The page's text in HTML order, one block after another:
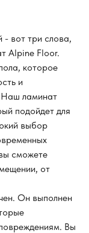
- вот три слова,
Alpine Floor.
которое
и
Наш ламинат
подойдет для
выбор
сможете
от
Он выполнен
Вы